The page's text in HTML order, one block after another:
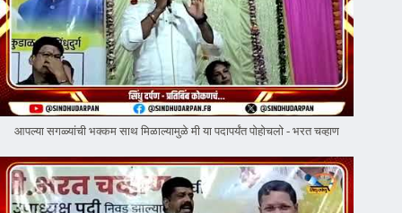
आपल्या सगळ्यांची भक्कम साथ मिळाल्यामुळे मी या पदापर्यंत पोहोचलो - भरत चव्हाण